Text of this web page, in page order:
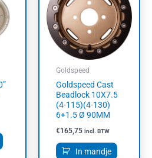
Goldspeed
Goldspeed Cast
Beadlock 10X7.5
(4-115)(4-130)
6+1.5 Ø 90MM
€165,75 incl. BTW
In mandje